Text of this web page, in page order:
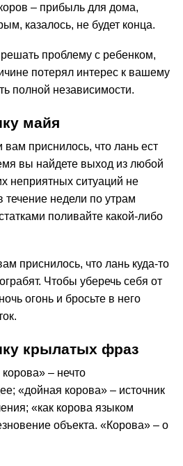
– прибыль для дома,
казалось, не будет конца.
решать проблему с ребенком,
потерял интерес к вашему
полной независимости.
майя
приснилось, что лань ест
вы найдете выход из любой
неприятных ситуаций не
течение недели по утрам
поливайте какой-либо
приснилось, что лань куда-то
Чтобы уберечь себя от
огонь и бросьте в него
крылатых фраз
– нечто
«дойная корова» – источник
«как корова языком
объекта. «Корова» – о